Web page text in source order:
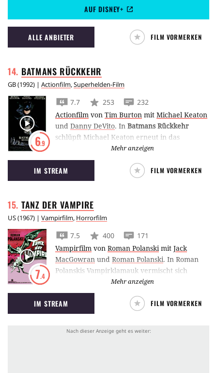
gehörig durcheinanderbringt.
AUF DISNEY+
ALLE ANBIETER FILM VORMERKEN
BATMANS RÜCKKEHR
GB(1992) | Actionfilm,Superhelden-Film
6.9
7.7 253
232
Actionfilm von Tim Burton mit Michael Keaton
und Danny DeVito. In Batmans Rückkehr
schlüpft Michael Keaton erneut in das
Fledermauskostüm und versucht Gotham vor
Kriminalität und Chaos zu beschützten.
Mehr anzeigen
IM STREAM FILM VORMERKEN
TANZ DERVAMPIRE
US(1967) | Vampirfilm, Horrorfilm
7.4
7.5 400
171
Vampirfilm von Roman Polanski mit Jack
MacGowran und Roman Polanski. In Roman
Polanskis Vampirklamauk vermischt sich
erotischer Subtext mit aberwitzigen
Unterhaltungsmomenten.
Mehr anzeigen
IM STREAM FILM VORMERKEN